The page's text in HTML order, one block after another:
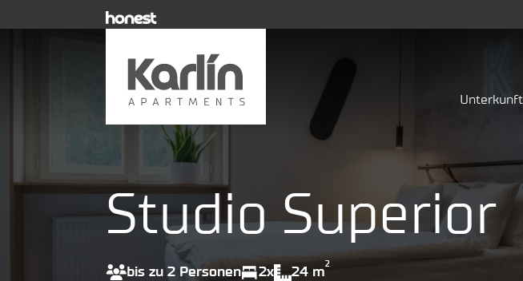
Unterkunft
Studio Superior
bis zu 2 Personen 2x 24 m
2